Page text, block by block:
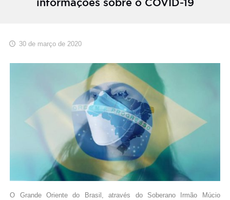
informações sobre o COVID-19
30 de março de 2020
O Grande Oriente do Brasil, através do Soberano Irmão Múcio